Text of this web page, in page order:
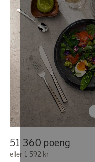
51 360 poeng
eller 1 592 kr